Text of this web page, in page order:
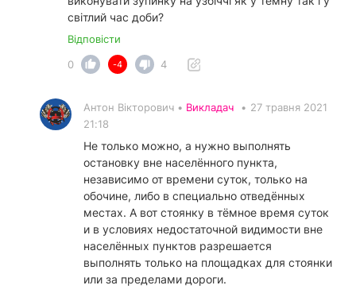
світлий час доби?
Відповісти
0
-4 4
Антон Вікторович • Викладач • 27 травня 2021
21:18
Не только можно, а нужно выполнять
остановку вне населённого пункта,
независимо от времени суток, только на
обочине, либо в специально отведённых
местах. А вот стоянку в тёмное время суток
и в условиях недостаточной видимости вне
населённых пунктов разрешается
выполнять только на площадках для стоянки
или за пределами дороги.